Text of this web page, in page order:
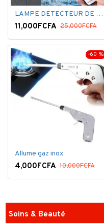
LAMPE DETECTEUR DE MOUVEMENT SOLAR SENSOR LIGHT
11,000FCFA 25,000FCFA
-60 %
Allume gaz inox
4,000FCFA 10,000FCFA
Soins & Beauté